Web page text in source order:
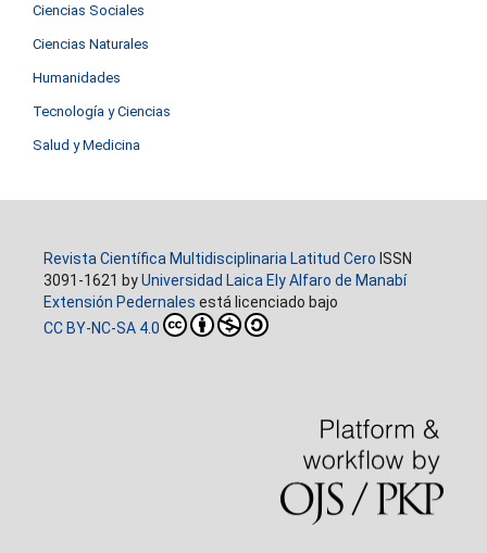
Ciencias Sociales
Ciencias Naturales
Humanidades
Tecnología y Ciencias
Salud y Medicina
Revista Científica Multidisciplinaria Latitud Cero ISSN
3091-1621 byUniversidad Laica Ely Alfaro de Manabí
Extensión Pedernales está licenciado bajo
CC BY-NC-SA 4.0